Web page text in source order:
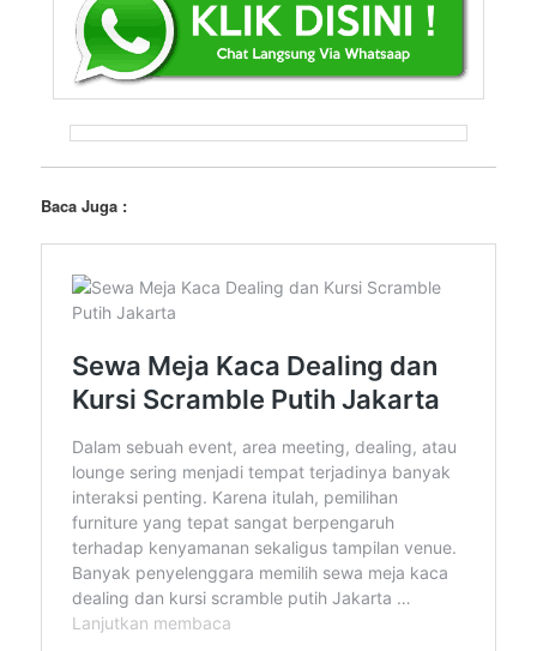
Baca Juga :